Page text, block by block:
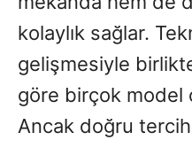
kolaylık sağlar.
gelişmesiyle
göre birçok model
Ancak doğru